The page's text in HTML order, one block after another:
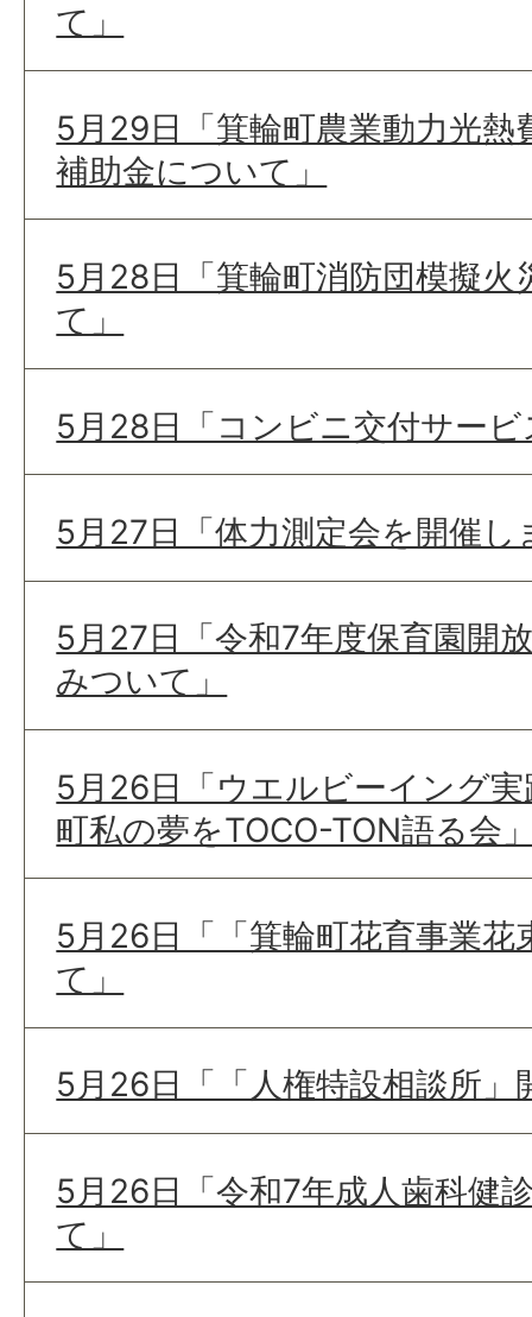
て」
5月29日「箕輪町農業動力光熱
補助金について」
5月28日「箕輪町消防団模擬火
て」
5月28日「コンビニ交付サー
5月27日「体力測定会を開催し
5月27日「令和7年度保育園開
みついて」
5月26日「ウエルビーイング
町私の夢をTOCO-TON語る会
5月26日「「箕輪町花育事業花
て」
5月26日「「人権特設相談所」
5月26日「令和7年成人歯科健
て」